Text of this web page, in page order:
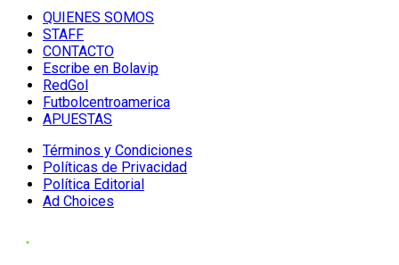
QUIENES SOMOS
STAFF
CONTACTO
Escribe en Bolavip
RedGol
Futbolcentroamerica
APUESTAS
Términos y Condiciones
Políticas de Privacidad
Política Editorial
Ad Choices